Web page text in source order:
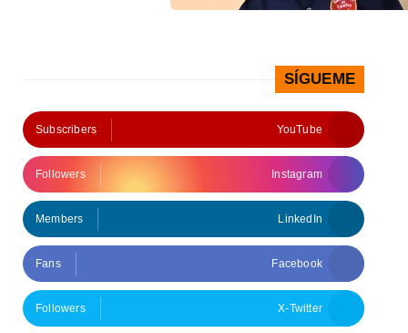
SÍGUEME
YouTube
Subscribers
Instagram
Followers
LinkedIn
Members
Facebook
Fans
X-Twitter
Followers